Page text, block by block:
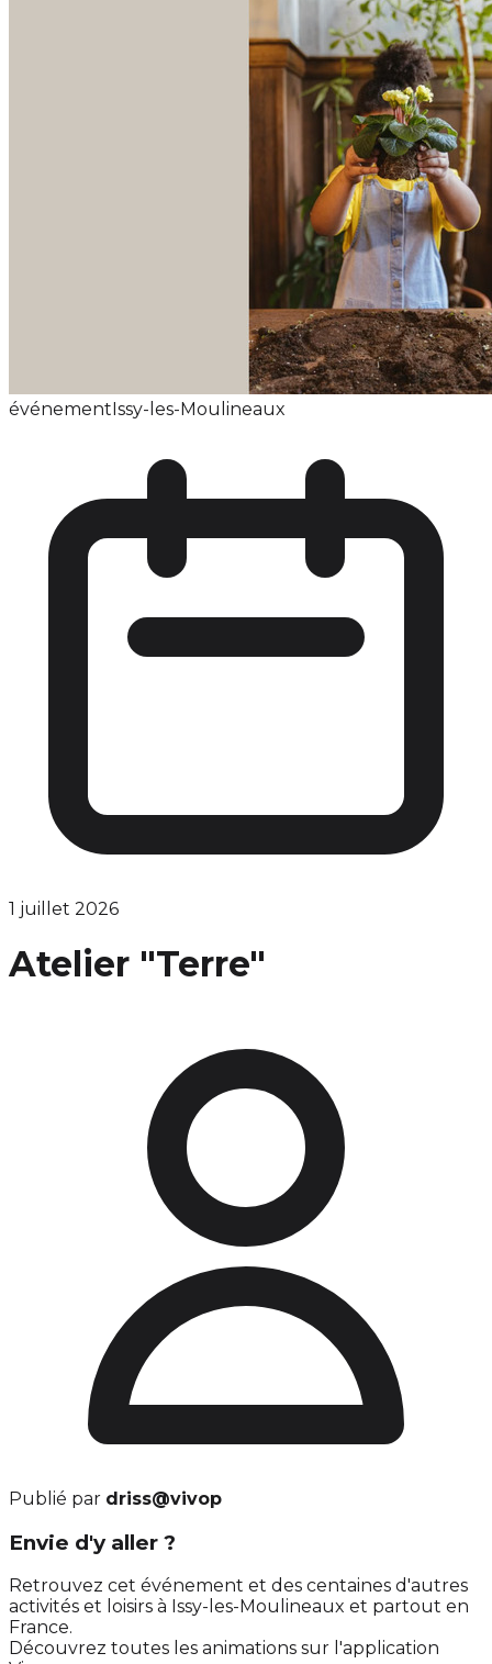
événementIssy-les-Moulineaux
1 juillet 2026
Atelier "Terre"
Publié par driss@vivop
Envie d'y aller ?
Retrouvez cet événement et des centaines d'autres
activités et loisirs à Issy-les-Moulineaux et partout en
France.
Découvrez toutes les animations sur l'application